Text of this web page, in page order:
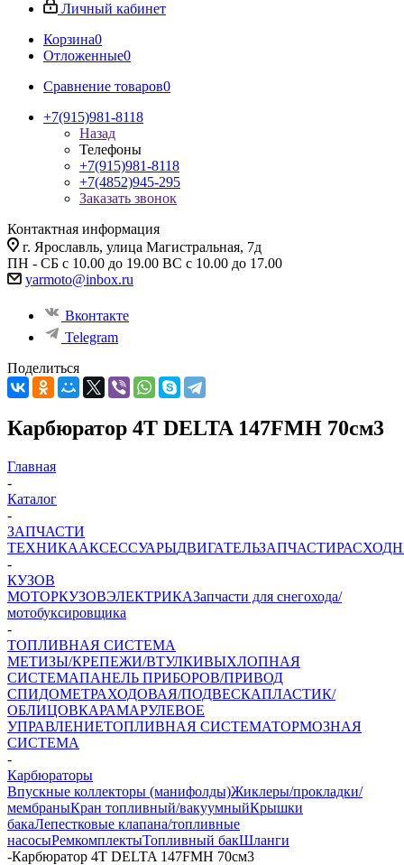
Личный кабинет
Корзина0
Отложенные0
Сравнение товаров0
+7(915)981-8118
Назад
Телефоны
+7(915)981-8118
+7(4852)945-295
Заказать звонок
Контактная информация
г. Ярославль, улица Магистральная, 7д
ПН - СБ с 10.00 до 19.00 ВС с 10.00 до 17.00
yarmoto@inbox.ru
Вконтакте
Telegram
Поделиться
Карбюратор 4T DELTA 147FMH 70см3
Главная
-
Каталог
-
ЗАПЧАСТИ
ТЕХНИКААКСЕССУАРЫДВИГАТЕЛЬЗАПЧАСТИ
-
КУЗОВ
МОТОРКУЗОВЭЛЕКТРИКАЗапчасти для снегохода/
мотобуксировщика
-
ТОПЛИВНАЯ СИСТЕМА
МЕТИЗЫ/КРЕПЕЖИ/ВТУЛКИВЫХЛОПНАЯ
СИСТЕМАПАНЕЛЬ ПРИБОРОВ/ПРИВОД
СПИДОМЕТРАХОДОВАЯ/ПОДВЕСКАПЛАСТИК/
ОБЛИЦОВКАРАМАРУЛЕВОЕ
УПРАВЛЕНИЕТОПЛИВНАЯ СИСТЕМАТОРМОЗНАЯ
СИСТЕМА
-
Карбюраторы
Впускные коллекторы (манифолды)Жиклеры/прокладки/
мембраныКран топливный/вакуумныйКрышки
бакаЛепестковые клапана/топливные
насосыРемкомплектыТопливный бакШланги
-Карбюратор 4T DELTA 147FMH 70см3